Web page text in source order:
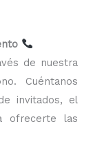
de nuestra
Cuéntanos
invitados, el
ofrecerte las